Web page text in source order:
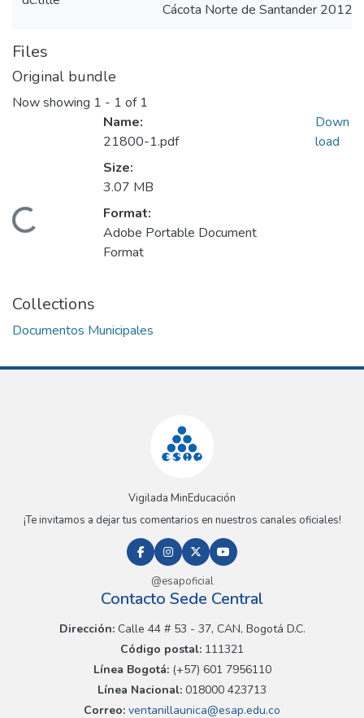
Cácota Norte de Santander 2012
Files
Original bundle
Now showing 1 - 1 of 1
Loading...
Name:
21800-1.pdf
Size:
3.07 MB
Format:
Adobe Portable Document
Format
Down
load
Collections
Documentos Municipales
Vigilada MinEducación
¡Te invitamos a dejar tus comentarios en nuestros canales oficiales!
@esapoficial
Contacto Sede Central
Dirección:Calle 44 # 53 - 37, CAN, Bogotá D.C.
Código postal: 111321
Línea Bogotá:(+57) 601 7956110
Línea Nacional: 018000 423713
Correo: ventanillaunica@esap.edu.co